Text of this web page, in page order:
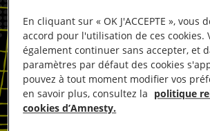
En cliquant sur « OK J'ACCEPTE », vous
accord pour l'utilisation de ces cookies.
également continuer sans accepter, et
paramètres par défaut des cookies
pouvez à tout moment modifier vos
en savoir plus, consultez la politique
cookies d’Amnesty.